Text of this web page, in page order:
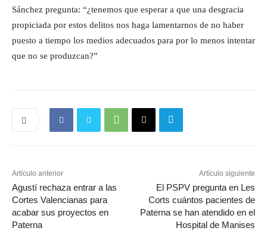
Sánchez pregunta: “¿tenemos que esperar a que una desgracia
propiciada por estos delitos nos haga lamentarnos de no haber
puesto a tiempo los medios adecuados para por lo menos intentar
que no se produzcan?”
Artículo anterior
Agustí rechaza entrar a las
Cortes Valencianas para
acabar sus proyectos en
Paterna
Artículo siguiente
El PSPV pregunta en Les
Corts cuántos pacientes de
Paterna se han atendido en el
Hospital de Manises